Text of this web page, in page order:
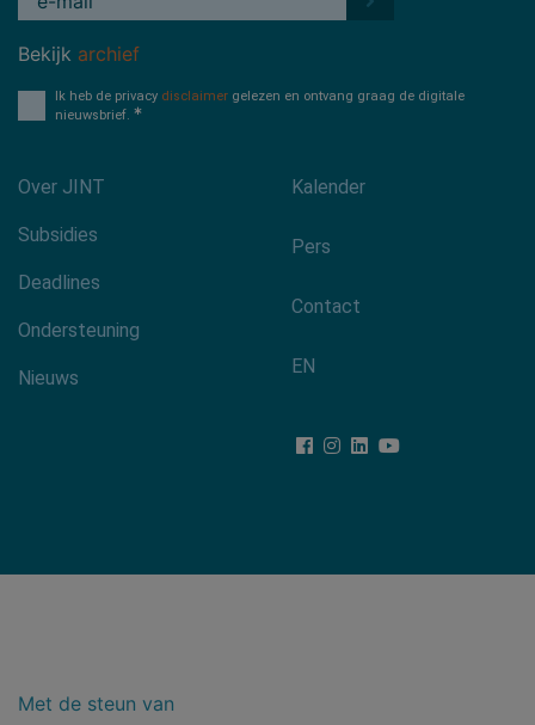
Bekijk archief
Ik heb de privacy disclaimer gelezen en ontvang graag de digitale
nieuwsbrief.
Footer-
menu
Over JINT
Subsidies
Deadlines
Ondersteuning
Nieuws
Kalender
Pers
Contact
EN
Met de steun van